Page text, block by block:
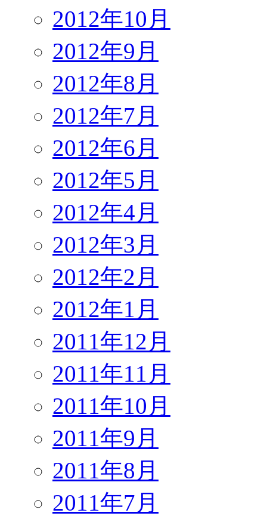
2012年10月
2012年9月
2012年8月
2012年7月
2012年6月
2012年5月
2012年4月
2012年3月
2012年2月
2012年1月
2011年12月
2011年11月
2011年10月
2011年9月
2011年8月
2011年7月